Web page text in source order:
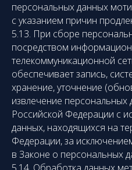
персональных данных
с указанием причин
5.13. При сборе
посредством
телекоммуникационной
обеспечивает запись,
хранение, уточнение
извлечение персональных
Российской Федерации с
данных, находящихся на
Федерации, за
в Законе о персональных